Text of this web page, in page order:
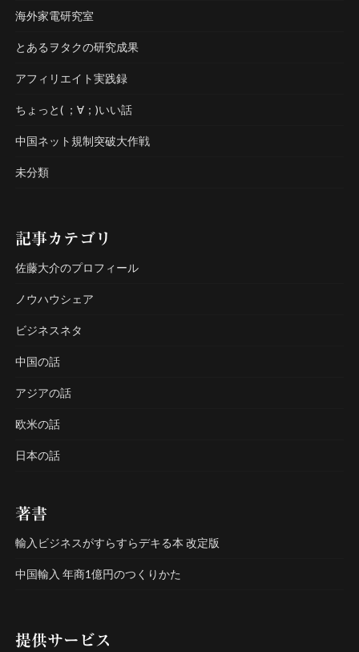
海外家電研究室
とあるヲタクの研究成果
アフィリエイト実践録
ちょっと( ；∀；)いい話
中国ネット規制突破大作戦
未分類
記事カテゴリ
佐藤大介のプロフィール
ノウハウシェア
ビジネスネタ
中国の話
アジアの話
欧米の話
日本の話
著書
輸入ビジネスがすらすらデキる本 改定版
中国輸入 年商1億円のつくりかた
提供サービス